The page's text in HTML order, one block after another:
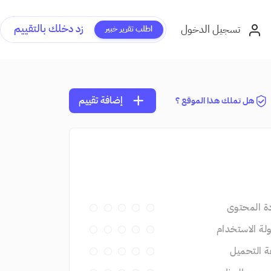
تسجيل الدخول اطلب تقرير خبير زد دخلك بالتقييم
هل تملك هذا الموقع ؟ add إضافة تقييم
المحتوى
الاستخدام
التحميل